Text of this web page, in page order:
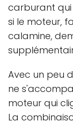
carburant
si le moteur,
calamine,
Avec un peu
ne
moteur qui
La